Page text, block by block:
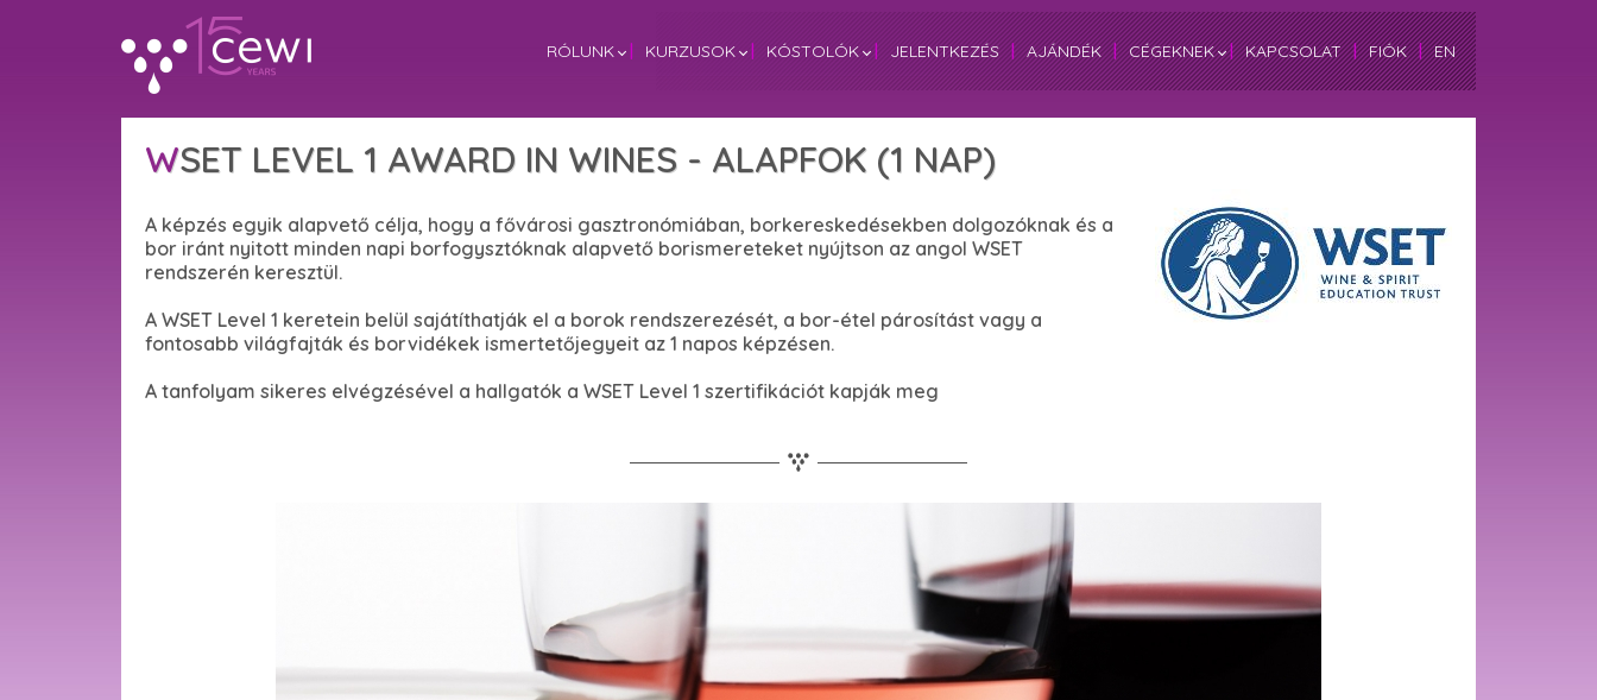
RÓLUNK KURZUSOK KÓSTOLÓK JELENTKEZÉS | AJÁNDÉK | CÉGEKNEK | KAPCSOLAT | FIÓK | EN
WSET LEVEL 1 AWARD IN WINES - ALAPFOK (1 NAP)
A képzés egyik alapvető célja, hogy a fővárosi gasztronómiában, borkereskedésekben dolgozóknak és a
bor iránt nyitott minden napi borfogysztóknak alapvető borismereteket nyújtson az angol WSET
rendszerén keresztül.
A WSET Level 1 keretein belül sajátíthatják el a borok rendszerezését, a bor-étel párosítást vagy a
fontosabb világfajták és borvidékek ismertetőjegyeit az 1 napos képzésen.
A tanfolyam sikeres elvégzésével a hallgatók a WSET Level 1 szertifikációt kapják meg